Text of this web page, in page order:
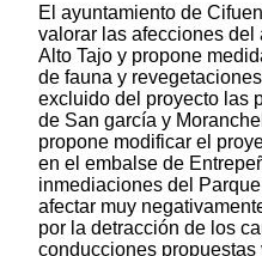
El ayuntamiento de
valorar las afecciones del
Alto Tajo y propone
de fauna y
excluido del proyecto las
de San garcía y
propone modificar el
en el embalse de
inmediaciones del
afectar muy
por la detracción de los
conducciones